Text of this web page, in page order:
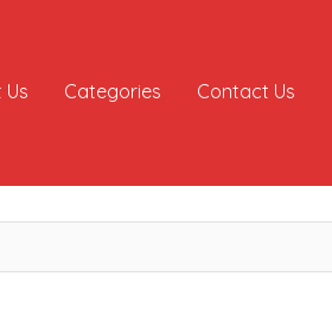
Categories Contact Us